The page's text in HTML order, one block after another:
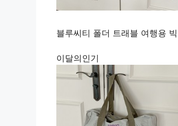
블루씨티 폴더 트래블 여행용
이달의인기